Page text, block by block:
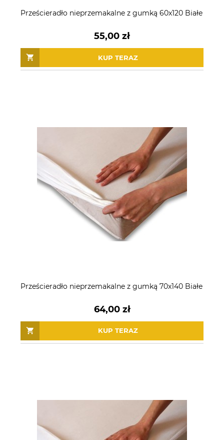
Prześcieradło nieprzemakalne z gumką 60x120 Białe
55,00 zł
KUP TERAZ
Prześcieradło nieprzemakalne z gumką 70x140 Białe
64,00 zł
KUP TERAZ